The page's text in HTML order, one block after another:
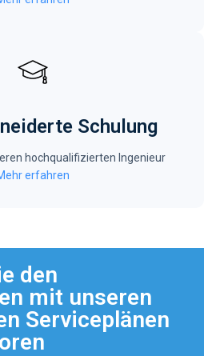
Schulung
hochqualifizierten Ingenieur
erfahren
den
mit unseren
Serviceplänen